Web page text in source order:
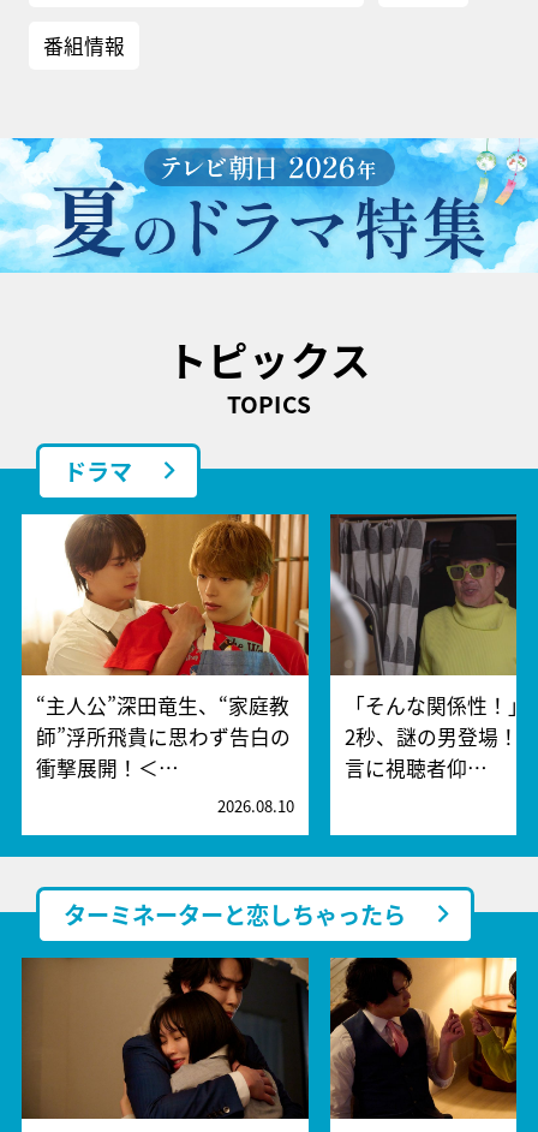
番組情報
トピックス
TOPICS
ドラマ
“主人公”深田竜生、“家庭教
師”浮所飛貴に思わず告白の
衝撃展開！＜…
2026.08.10
「そんな関係性！」
2秒、謎の男登場！
言に視聴者仰…
ターミネーターと恋しちゃったら